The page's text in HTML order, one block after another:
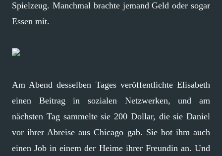
Spielzeug. Manchmal brachte jemand Geld oder sogar
Essen mit.
Am Abend desselben Tages veröffentlichte Elisabeth
einen Beitrag in sozialen Netzwerken, und am
nächsten Tag sammelte sie 200 Dollar, die sie Daniel
vor ihrer Abreise aus Chicago gab. Sie bot ihm auch
einen Job in einem der Heime ihrer Freundin an. Und